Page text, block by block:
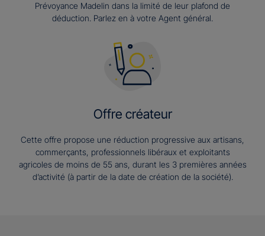
Prévoyance Madelin dans la limité de leur plafond de
déduction. Parlez en à votre Agent général.
Offre créateur
Cette offre propose une réduction progressive aux artisans,
commerçants, professionnels libéraux et exploitants
agricoles de moins de 55 ans, durant les 3 premières années
d’activité (à partir de la date de création de la société).